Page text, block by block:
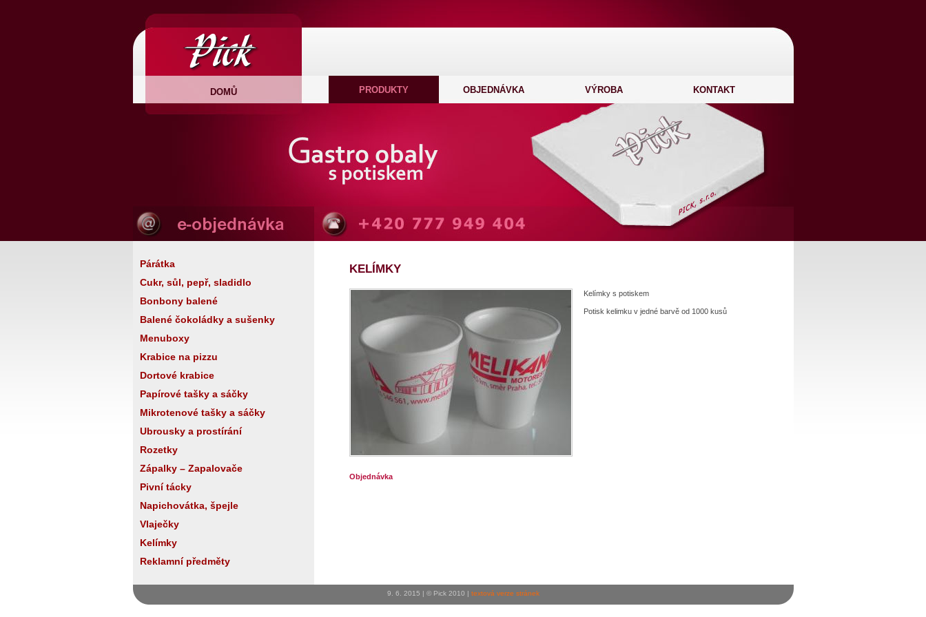
DOMŮ PRODUKTY OBJEDNÁVKA VÝROBA KONTAKT
KELÍMKY
Kelímky s potiskem
Potisk kelimku v jedné barvě od 1000 kusů
Objednávka
Párátka
Cukr, sůl, pepř, sladidlo
Bonbony balené
Balené čokoládky a sušenky
Menuboxy
Krabice na pizzu
Dortové krabice
Papírové tašky a sáčky
Mikrotenové tašky a sáčky
Ubrousky a prostírání
Rozetky
Zápalky – Zapalovače
Pivní tácky
Napichovátka, špejle
Vlaječky
Kelímky
Reklamní předměty
9. 6. 2015 | © Pick 2010 | textová verze stránek